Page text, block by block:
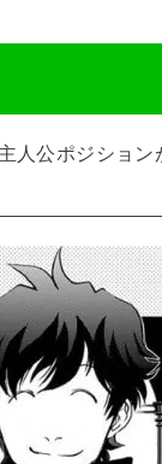
人公ポジション